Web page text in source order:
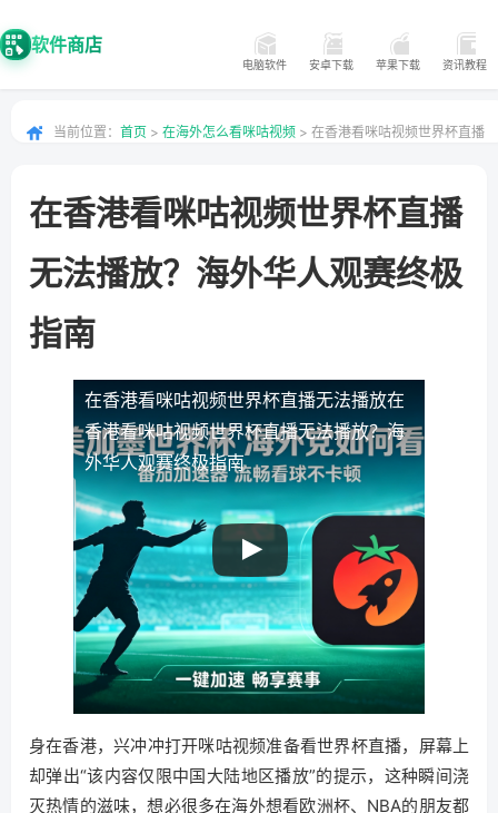
软件商店
电脑软件 安卓下载 苹果下载 资讯教程
当前位置： 首页 > 在海外怎么看咪咕视频 > 在香港看咪咕视频世界杯直播
在香港看咪咕视频世界杯直播
无法播放？海外华人观赛终极
指南
在香港看咪咕视频世界杯直播无法播放在
香港看咪咕视频世界杯直播无法播放？海
外华人观赛终极指南
身在香港，兴冲冲打开咪咕视频准备看世界杯直播，屏幕上
却弹出“该内容仅限中国大陆地区播放”的提示，这种瞬间浇
灭热情的滋味，想必很多在海外想看欧洲杯、NBA的朋友都